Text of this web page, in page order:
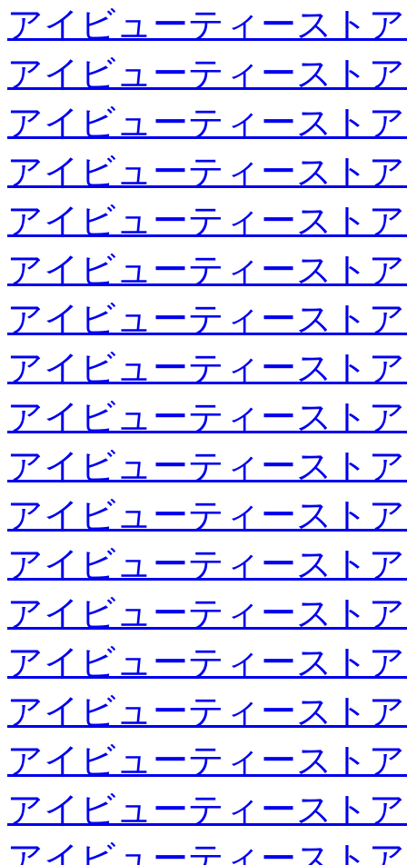
アイビューティースト
アイビューティースト
アイビューティースト
アイビューティースト
アイビューティースト
アイビューティースト
アイビューティースト
アイビューティースト
アイビューティースト
アイビューティースト
アイビューティースト
アイビューティースト
アイビューティースト
アイビューティースト
アイビューティースト
アイビューティースト
アイビューティースト